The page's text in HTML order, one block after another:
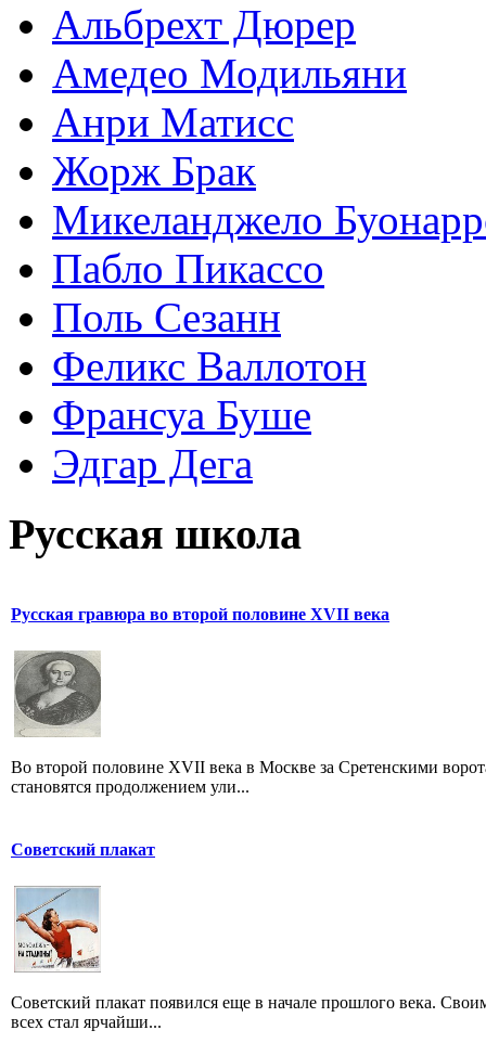
Альбрехт Дюрер
Амедео Модильяни
Анри Матисс
Жорж Брак
Микеланджело
Пабло Пикассо
Поль Сезанн
Феликс Валлотон
Франсуа Буше
Эдгар Дега
Русская школа
Русская гравюра во второй половине XVII века
Во второй половине XVII века в Москве за Сретенскими
становятся продолжением ули...
Советский плакат
Советский плакат появился еще в начале прошлого века.
всех стал ярчайши...